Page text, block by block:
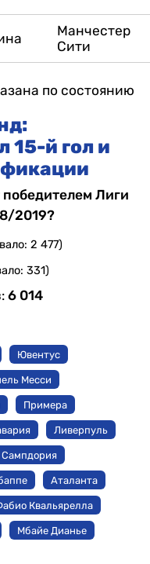
Манчестер
Сити
по состоянию
15-й гол и
победителем Лиги
2019?
2 477)
331)
6 014
Ювентус
Месси
Примера
Ливерпуль
Сампдория
Аталанта
Квальярелла
Мбайе Дианье